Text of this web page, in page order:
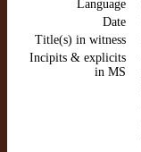
Language
Date
Title(s) in witness
Incipits & explicits
in MS